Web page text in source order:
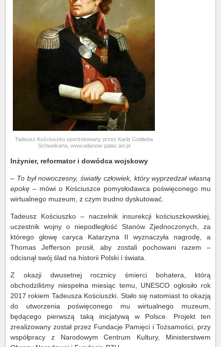
Tadeusz Kościuszko sportretowany przez Karla Gottlieba
Schweikarta, www.wilanow-palac.art.pl
Inżynier, reformator i dowódca wojskowy
– To był nowoczesny, światły człowiek, który wyprzedzał własną
epokę – mówi o Kościuszce pomysłodawca poświęconego mu
wirtualnego muzeum, z czym trudno dyskutować.
Tadeusz Kościuszko – naczelnik insurekcji kościuszkowskiej,
uczestnik wojny o niepodległość Stanów Zjednoczonych, za
którego głowę caryca Katarzyna II wyznaczyła nagrodę, a
Thomas Jefferson prosił, aby zostali pochowani razem –
odcisnął swój ślad na historii Polski i świata.
Z okazji dwusetnej rocznicy śmierci bohatera, którą
obchodziliśmy niespełna miesiąc temu, UNESCO ogłosiło rok
2017 rokiem Tadeusza Kościuszki. Stało się natomiast to okazją
do utworzenia poświęconego mu wirtualnego muzeum,
będącego pierwszą taką inicjatywą w Polsce. Projekt ten
zrealizowany został przez Fundacje Pamięci i Tożsamości, przy
współpracy z Narodowym Centrum Kultury, Ministerstwem